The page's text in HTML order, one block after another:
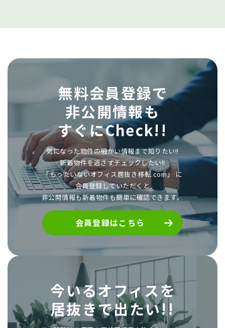
無料会員登録で
非公開情報も
すぐにCheck!!
気になった物件の細かい情報まで知りたい!!
新着物件を逃さずチェックしたい!!
「もったいないオフィス居抜き移転.com」 に
会員登録していただくと
非公開情報も新着物件も簡単に確認できます。
会員登録はこちら
今いるオフィスを
居抜きで出たい!!